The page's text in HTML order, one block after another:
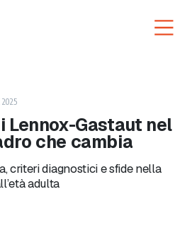
2025
Lennox-Gastaut nel
che cambia
criteri diagnostici e sfide nella
adulta